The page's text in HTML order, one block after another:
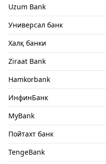
Uzum Bank
Универсал банк
Халқ банки
Ziraat Bank
Hamkorbank
ИнфинБанк
MyBank
Пойтахт банк
TengeBank